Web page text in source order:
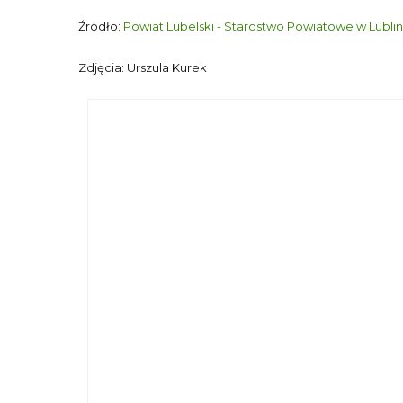
Źródło: Powiat Lubelski - Starostwo Powiatowe w
Zdjęcia: Urszula Kurek